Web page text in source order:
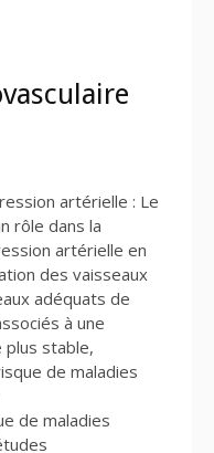
artérielle : Le
rôle dans la
artérielle en
des vaisseaux
adéquats de
à une
stable,
de maladies
de maladies